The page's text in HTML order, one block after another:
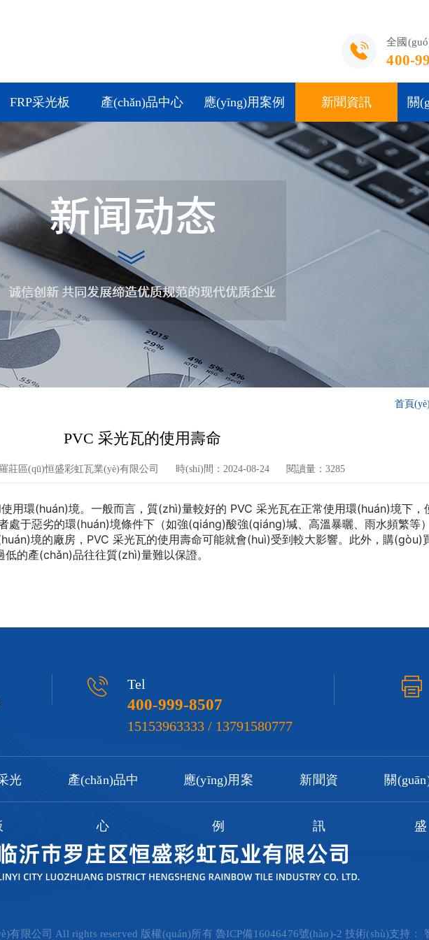
全國
400-
FRP采光板 產(chǎn)品中心 應(yīng)用案例 新聞資訊 關
首頁(yè)
PVC 采光瓦的使用壽命
莊區(qū)恒盛彩虹瓦業(yè)有限公司 時(shí)間：2024-08-24 閱讀量：3285
(huán)境。一般而言，質(zhì)量較好的 PVC 采光瓦在正常使用環(huán)境下
于惡劣的環(huán)境條件下（如強(qiáng)酸強(qiáng)堿、高溫暴曬、雨水頻繁等）
境的廠房，PVC 采光瓦的使用壽命可能就會(huì)受到較大影響。此外，購
產(chǎn)品往往質(zhì)量難以保證。
Tel
400-999-8507
15153963333 / 13791580777
光 產(chǎn)品中
心
應(yīng)用案
例
新聞資
訊
關
盛
有限公司 All rights reserved 版權(quán)所有 魯ICP備16046476號(hào)-2 技術(shù)支持：